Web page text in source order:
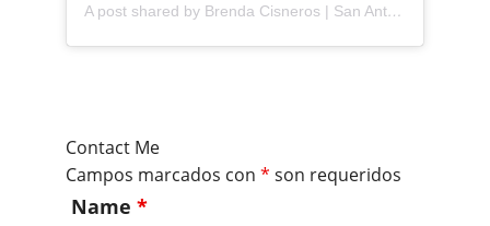
A post shared by Brenda Cisneros | San Antonio Content Creator (@mejorandomihogar)
Contact Me
Campos marcados con * son requeridos
Name *